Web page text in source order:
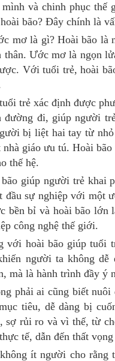
và chinh phục
bão? Đây chính là
là gì? Hoài bão là
thân. Ước mơ là ngọn
Với tuổi trẻ, hoài
xác định được
đường đi, giúp người
bị liệt hai tay từ
giáo ưu tú. Hoài
thế hệ.
người trẻ khai phá
đầu sự nghiệp với một
bền bỉ và hoài bão lớn
công nghệ thế giới.
bão giúp tuổi trẻ
người ta không dễ
mà là hành trình đầy ý
ai cũng biết nuôi
tiêu, dễ dàng bị
sợ rủi ro và vì thế, từ
tế, dẫn đến thất
ít người cho rằng